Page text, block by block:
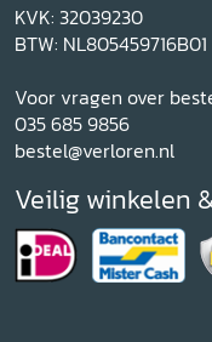
KVK: 32039230
BTW: NL805459716B01
Voor vragen over
035 685 9856
bestel@verloren.nl
Veilig winkelen